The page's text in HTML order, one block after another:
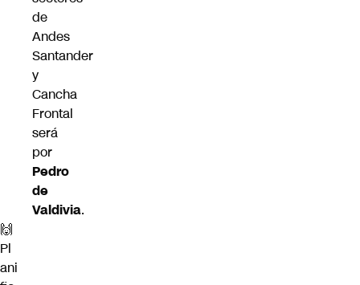
de
Andes
Santander
y
Cancha
Frontal
será
por
Pedro
de
Valdivia.
🙌
Pl
ani